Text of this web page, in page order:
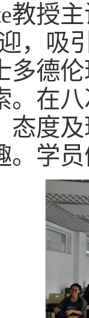
教授
，吸
多德
。在
态度
。学